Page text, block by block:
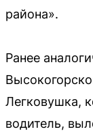
района».
Ранее
Легковушка,
водитель,